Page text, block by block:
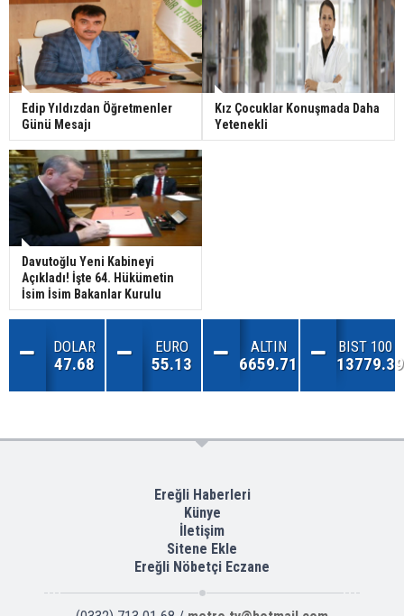
Edip Yıldızdan Öğretmenler
Günü Mesajı
Kız Çocuklar Konuşmada Daha
Yetenekli
Davutoğlu Yeni Kabineyi
Açıkladı! İşte 64. Hükümetin
İsim İsim Bakanlar Kurulu
DOLAR
47.68
EURO
55.13
ALTIN
6659.71
BIST 100
13779.39
Ereğli Haberleri
Künye
İletişim
Sitene Ekle
Ereğli Nöbetçi Eczane